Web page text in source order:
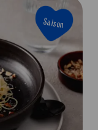
Saison